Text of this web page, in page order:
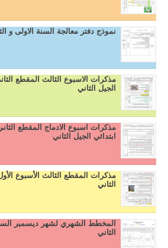
نموذج دفتر معالجة السنة الاولى و
مذكرات الاسبوع الثالث المقطع
الجيل الثاني
مذكرات اسبوع الادماج المقطع
ابتدائي الجيل الثاني
مذكرات المقطع الثالث الأسبوع
الثاني
المخطط الشهري لشهر ديسمبر السنة
الثاني